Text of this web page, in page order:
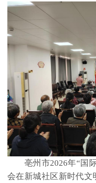
亳州市2026年“国际
会在新城社区新时代